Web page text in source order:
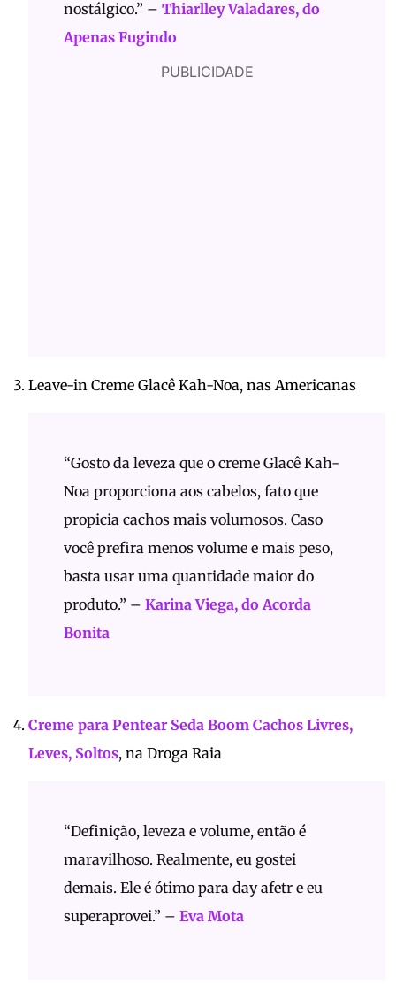
nostálgico.” – Thiarlley Valadares, do
Apenas Fugindo
PUBLICIDADE
Leave-in Creme Glacê Kah-Noa, nas Americanas
“Gosto da leveza que o creme Glacê Kah-
Noa proporciona aos cabelos, fato que
propicia cachos mais volumosos. Caso
você prefira menos volume e mais peso,
basta usar uma quantidade maior do
produto.” – Karina Viega, do Acorda
Bonita
Creme para Pentear Seda Boom Cachos Livres,
Leves, Soltos, na Droga Raia
“Definição, leveza e volume, então é
maravilhoso. Realmente, eu gostei
demais. Ele é ótimo para day afetr e eu
superaprovei.” – Eva Mota